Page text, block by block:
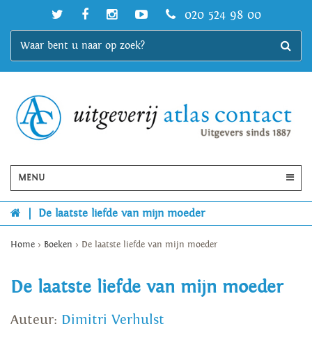
020 524 98 00
MENU
De laatste liefde van mijn moeder
Home > Boeken > De laatste liefde van mijn moeder
De laatste liefde van mijn moeder
Auteur: Dimitri Verhulst